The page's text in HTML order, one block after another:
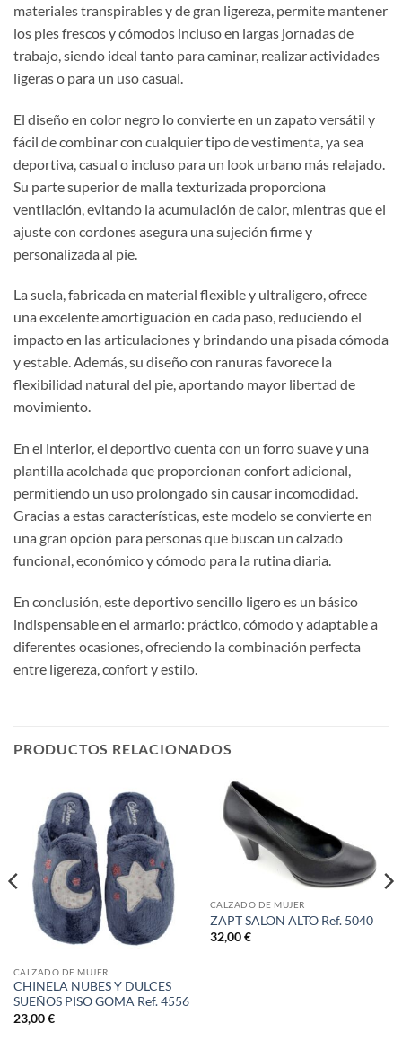
materiales transpirables y de gran ligereza, permite mantener
los pies frescos y cómodos incluso en largas jornadas de
trabajo, siendo ideal tanto para caminar, realizar actividades
ligeras o para un uso casual.
El diseño en color negro lo convierte en un zapato versátil y
fácil de combinar con cualquier tipo de vestimenta, ya sea
deportiva, casual o incluso para un look urbano más relajado.
Su parte superior de malla texturizada proporciona
ventilación, evitando la acumulación de calor, mientras que el
ajuste con cordones asegura una sujeción firme y
personalizada al pie.
La suela, fabricada en material flexible y ultraligero, ofrece
una excelente amortiguación en cada paso, reduciendo el
impacto en las articulaciones y brindando una pisada cómoda
y estable. Además, su diseño con ranuras favorece la
flexibilidad natural del pie, aportando mayor libertad de
movimiento.
En el interior, el deportivo cuenta con un forro suave y una
plantilla acolchada que proporcionan confort adicional,
permitiendo un uso prolongado sin causar incomodidad.
Gracias a estas características, este modelo se convierte en
una gran opción para personas que buscan un calzado
funcional, económico y cómodo para la rutina diaria.
En conclusión, este deportivo sencillo ligero es un básico
indispensable en el armario: práctico, cómodo y adaptable a
diferentes ocasiones, ofreciendo la combinación perfecta
entre ligereza, confort y estilo.
PRODUCTOS RELACIONADOS
CALZADO DE MUJER
CHINELA NUBES Y DULCES
SUEÑOS PISO GOMA Ref. 4556
23,00€
CALZADO DE MUJER
ZAPT SALON ALTO Ref. 5040
32,00€